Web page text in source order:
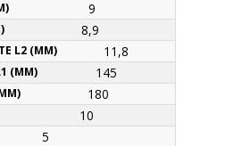
9
8,9
11,8
145
180
10
5